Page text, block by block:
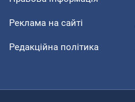
Реклама на сайті
Редакційна політика